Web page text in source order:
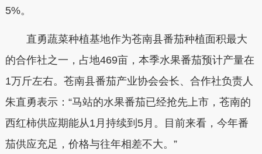
5%。
直勇蔬菜种植基地作为苍南县番茄种植面积最大
的合作社之一，占地469亩，本季水果番茄预计产量在
1万斤左右。苍南县番茄产业协会会长、合作社负责人
朱直勇表示：“马站的水果番茄已经抢先上市，苍南的
西红柿供应期能从1月持续到5月。目前来看，今年番
茄供应充足，价格与往年相差不大。”